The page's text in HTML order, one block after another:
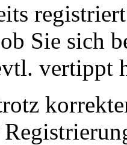
Sie sich
vertippt